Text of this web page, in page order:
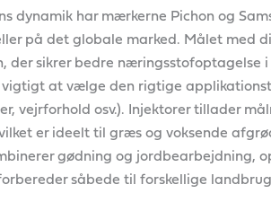
dynamik har mærkerne Pichon og
på det globale marked. Målet med
der sikrer bedre næringsstofoptagelse
at vælge den rigtige
vejrforhold osv.). Injektorer tillader
er ideelt til græs og voksende
gødning og jordbearbejdning,
såbede til forskellige